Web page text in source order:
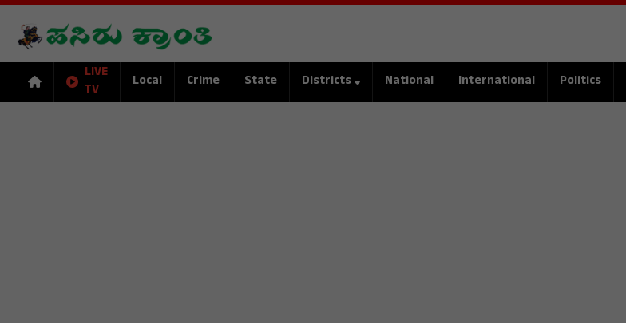
LIVE
TV
Local Crime State Districts National International Politics